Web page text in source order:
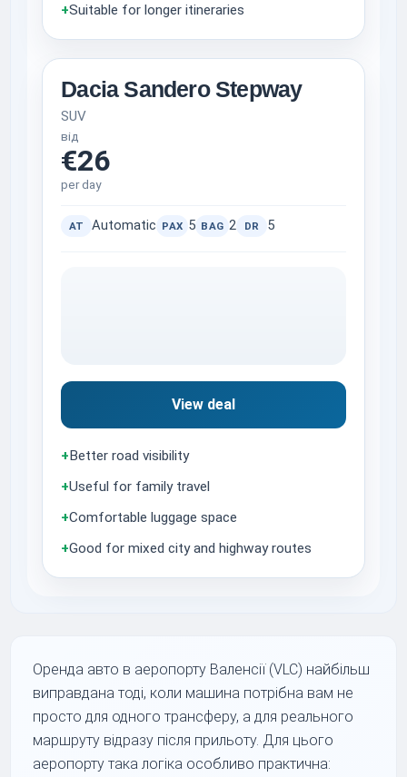
+Suitable for longer itineraries
Dacia Sandero Stepway
SUV
від
€26
per day
AT Automatic PAX 5 BAG 2 DR 5
View deal
+Better road visibility
+Useful for family travel
+Comfortable luggage space
+Good for mixed city and highway routes
Оренда авто в аеропорту Валенсії (VLC) найбільш
виправдана тоді, коли машина потрібна вам не
просто для одного трансферу, а для реального
маршруту відразу після прильоту. Для цього
аеропорту така логіка особливо практична: